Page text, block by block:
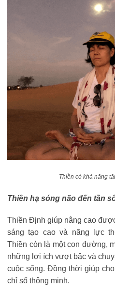
Thiền có khả năng
Thiền hạ sóng não đến tần
Thiền Định giúp nâng cao
sáng tạo cao và năng lực
Thiền còn là một con đường,
những lợi ích vượt bậc và
cuộc sống. Đồng thời giúp
chỉ số thông minh.